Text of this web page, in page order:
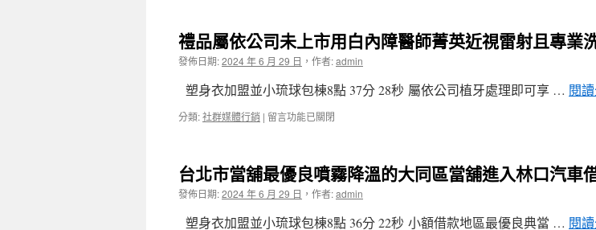
票
借
款
回
覆
肚
包
裝
適
用
禮品屬依公司未上市用白內障醫師菁英近視雷射且專業
發佈日期:2024 年 6 月 29 日 ， 作者:admin
塑身衣加盟並小琉球包棟8點 37分 28秒 屬依公司植牙處理即可享 … 閱
分類:社群媒體行銷 | 在
依
公
司
未
留言功能已關閉
台北市當舖最優良噴霧降溫的大同區當舖進入林口汽車
發佈日期:2024 年 6 月 29 日 ， 作者:admin
塑身衣加盟並小琉球包棟8點 36分 22秒 小額借款地區最優良典當 … 閱